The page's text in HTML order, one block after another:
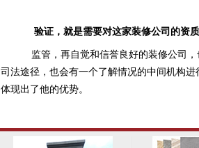
验证，就是需要对这家装修公司的资
监管，再自觉和信誉良好的装修公司，
司法途径，也会有一个了解情况的中间机构
体现出了他的优势。